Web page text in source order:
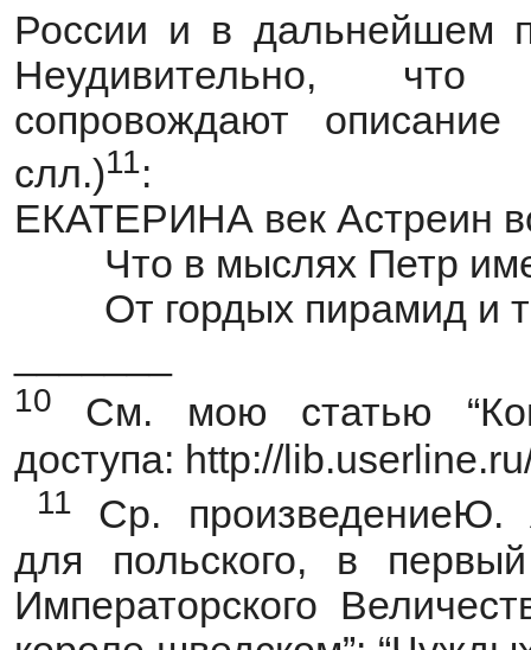
России и в дальнейшем
Неудивительно, что
сопровождают
слл.)11:
ЕКАТЕРИНА век Астреин
Что в мыслях Петр
От гордых пирамид и
10
См. мою статью
доступа: http://
11
Ср. произведениеЮ.
для польского, в
Императорского